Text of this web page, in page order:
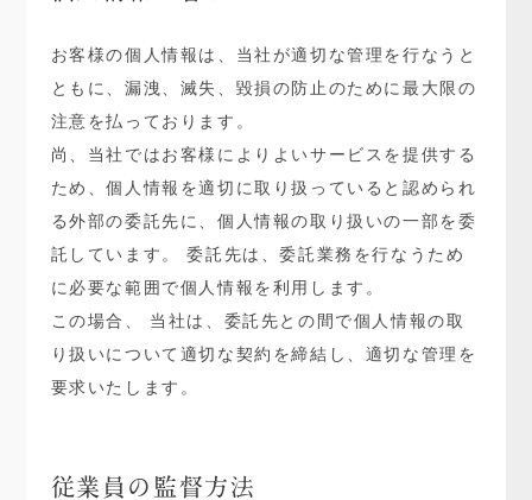
お客様の個人情報は、当社が適切な管理を行なうと
ともに、漏洩、滅失、毀損の防止のために最大限の
注意を払っております。
尚、当社ではお客様によりよいサービスを提供する
ため、個人情報を適切に取り扱っていると認められ
る外部の委託先に、個人情報の取り扱いの一部を委
託しています。 委託先は、委託業務を行なうため
に必要な範囲で個人情報を利用します。
この場合、 当社は、委託先との間で個人情報の取
り扱いについて適切な契約を締結し、適切な管理を
要求いたします。
従業員の監督方法